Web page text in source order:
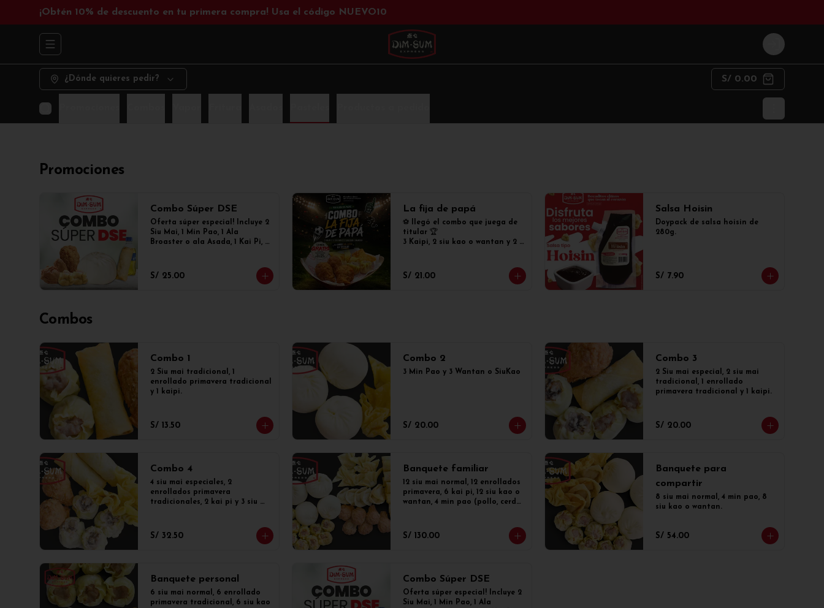
¡Obtén 10% de descuento en tu primera compra! Usa el código NUEVO10
Abrir menu de navegación Login
¿Dónde quieres pedir? S/ 0.00
Promociones
Combo Súper DSE
Oferta súper especial! Incluye 2
Siu Mai, 1 Min Pao, 1 Ala
Broaster o ala Asada, 1 Kai Pi, 1
S/ 25.00
La fija de papá
⚽ llegó el combo que juega de
titular 🏆
3 Kaipi, 2 siu kao o wantan y 2
tradicionales por siu mai
S/ 21.00
Salsa Hoisin
Doypack de salsa hoisin de
280g.
S/ 7.90
Combos
Combo 1
2 Siu mai tradicional, 1
enrollado primavera tradicional
y 1 kaipi.
S/ 13.50
Combo 2
3 Min Pao y 3 Wantan o SiuKao
S/ 20.00
Combo 3
2 Siu mai especial, 2 siu mai
tradicional, 1 enrollado
primavera tradicional y 1 kaipi.
S/ 20.00
Combo 4
4 siu mai especiales, 2
enrollados primavera
tradicionales, 2 kai pi y 3 siu
S/ 32.50
Banquete familiar
12 siu mai normal, 12 enrollados
primavera, 6 kai pi, 12 siu kao o
wantan, 4 min pao (pollo, cerdo,
S/ 130.00
Banquete para
compartir
8 siu mai normal, 4 min pao, 8
siu kao o wantan.
S/ 54.00
Banquete personal
6 siu mai normal, 6 enrollado
primavera tradicional, 6 siu kao
Combo Súper DSE
Oferta súper especial! Incluye 2
Siu Mai, 1 Min Pao, 1 Ala